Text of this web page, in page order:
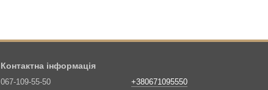
Контактна інформація
067-109-55-50 +380671095550